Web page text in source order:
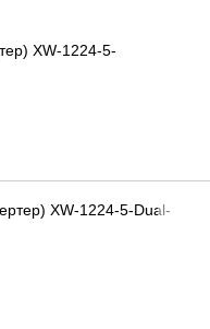
XW-1224-5-